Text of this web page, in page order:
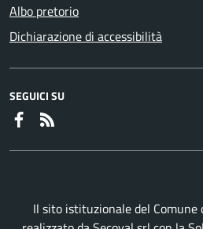
Albo pretorio
Dichiarazione di accessibilità
SEGUICI SU
Faceboook
Il sito istituzionale del